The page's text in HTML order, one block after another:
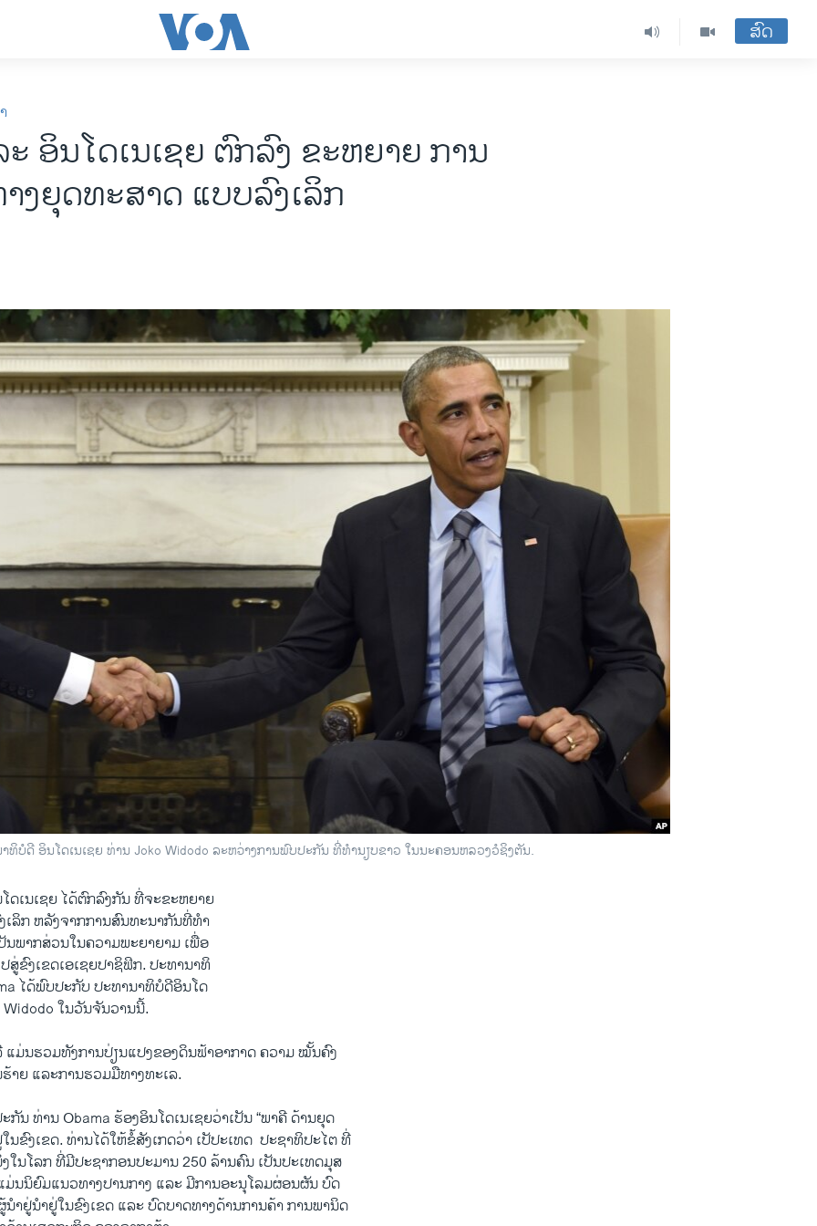
ສົດ
ອິນໂດເນເຊຍ ​ຕົກລົງ​ ຂະຫຍາຍ ການ
ງຍຸດທະສາດ ​ແບບ​ລົງ​ເລິກ
ບໍດີ ອິນໂດເນເຊຍ ທ່ານ Joko Widodo ລະຫວ່າງການພົບປະກັນ ທີ່ທໍານຽບຂາວ ໃນນະຄອນຫລວງວໍຊິງຕັນ.
ດ​ເນ​ເຊຍ ​ໄດ້​ຕົກລົງ​ກັນ ​ທີ່​ຈະ​ຂະຫຍາຍ​
ລິກ ຫລັງ​ຈາກ​ການ​ສົນທະນາ​ກັນທີ່ທຳ
ນ​ພາກ​ສ່ວນໃນຄວາມພະຍາຍາ​ມ ​ເພື່ອ​
ສູ່​ຂົງເຂດເອ​ເຊຍປາຊິ​ຟິກ. ປະທານາທິ
ໄດ້ພົບ​ປະ​ກັບ ປະທານາທິບໍດີອິນໂດ
ໃນ​ວັນ​ຈັນ​ວານ​ນີ້.
ມ່ນ​ຮວມທັງການ​ປ່ຽນແປງຂອງ​ດິນ​ຟ້າ​ອາກາດ ຄວາມ ໝັ້ນຄົງ
າຍ ​ແລະ​ການ​ຮວມມື​ທາງ​ທະ​ເລ​.
ນ ທ່ານ Obama ຮ້ອງ​ອິນ​ໂດ​ເນ​ເຊຍວ່າ​ເປັນ “​ພາຄີ ​ດ້ານຍຸດ
ນ​ຂົງ​ເຂດ. ທ່ານ​ໄດ້​ໃຫ້​ຂໍ້​ສັງ​ເກດ​ວ່າ ​ເປັປະ​ເທດ​ ​ ປະຊາທິປະ​ໄຕ ທີ່
ໃນ​ໂລກ​ ທີ່​ມີ​ປະຊາກອນ​ປະມານ 250 ລ້ານຄົນ ​ເປັນ​ປະ​ເທດ​ມຸສ
ນ​ນິຍົມ​ແນວທາງປານ​ກາງ ແລະ ​ມີ​ການ​ອະນຸ​ໂລມ​ຜ່ອນຜັນ ບົດ
ຳ​ຢູ່ນຳຢູ່​ໃນ​ຂົງ​ເຂດ ​ແລະ ບົດບາດ​ທາງ​ດ້ານການຄ້າ ການ​ພານິດ